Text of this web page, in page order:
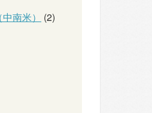
南米）
(2)